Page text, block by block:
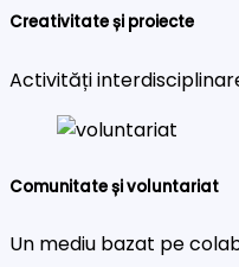
Creativitate și proiecte
Activități
Comunitate și voluntariat
Un mediu bazat pe